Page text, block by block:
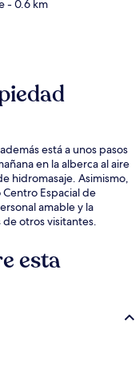
- 0.6 km
está a unos pasos
en la alberca al aire
hidromasaje. Asimismo,
Espacial de
amable y la
otros visitantes.
esta